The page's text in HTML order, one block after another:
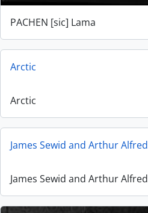
PACHEN [sic] Lama
Arctic
Arctic
James Sewid and Arthur Alfred
James Sewid and Arthur Alfred